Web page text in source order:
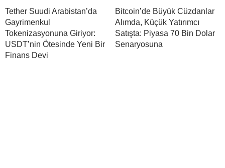
Tether Suudi Arabistan’da
Gayrimenkul
Tokenizasyonuna Giriyor:
USDT’nin Ötesinde Yeni Bir
Finans Devi
Bitcoin’de Büyük Cüzdanlar
Alımda, Küçük Yatırımcı
Satışta: Piyasa 70 Bin Dolar
Senaryosuna